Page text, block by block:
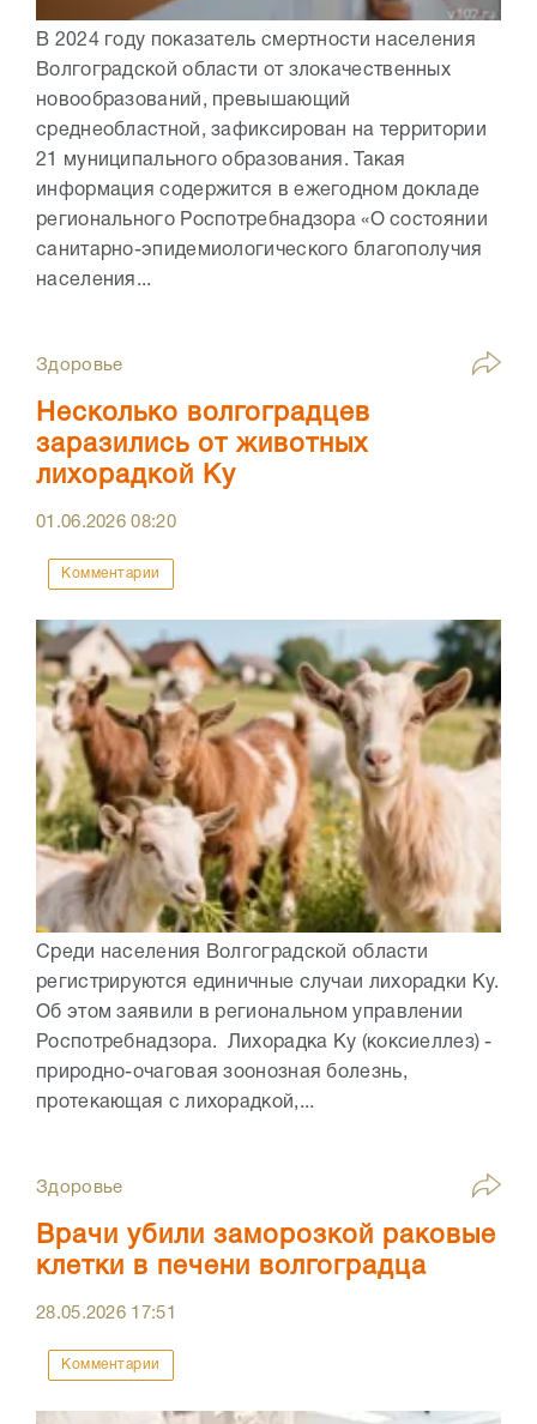
В 2024 году показатель смертности населения
Волгоградской области от злокачественных
новообразований, превышающий
среднеобластной, зафиксирован на территории
21 муниципального образования. Такая
информация содержится в ежегодном докладе
регионального Роспотребнадзора «О состоянии
санитарно-эпидемиологического благополучия
населения...
Здоровье
Несколько волгоградцев
заразились от животных
лихорадкой Ку
01.06.202608:20
Комментарии
Среди населения Волгоградской области
регистрируются единичные случаи лихорадки Ку.
Об этом заявили в региональном управлении
Роспотребнадзора. Лихорадка Ку (коксиеллез) -
природно-очаговая зоонозная болезнь,
протекающая с лихорадкой,...
Здоровье
Врачи убили заморозкой раковые
клетки в печени волгоградца
28.05.2026 17:51
Комментарии